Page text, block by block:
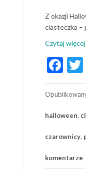
Z okazji
ciasteczka –
Czytaj więcej
halloween,
czarownicy,
komentarze